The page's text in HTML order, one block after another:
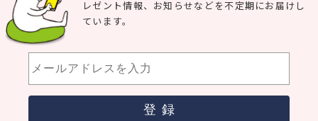
レゼント情報、お知らせなどを不定期にお届けし
ています。